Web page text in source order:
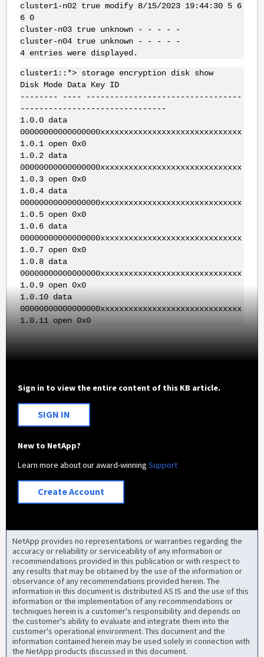
cluster1-n02 true modify 8/15/2023 19:44:30 5 6
6 0
cluster-n03 true unknown - - - - -
cluster-n04 true unknown - - - - -
4 entries were displayed.
cluster1::*> storage encryption disk show
Disk Mode Data Key ID
-------- ---- ---------------------------------
-------------------------------
1.0.0 data
00000000000000000xxxxxxxxxxxxxxxxxxxxxxxxxxxxxx
1.0.1 open 0x0
1.0.2 data
00000000000000000xxxxxxxxxxxxxxxxxxxxxxxxxxxxxx
1.0.3 open 0x0
1.0.4 data
00000000000000000xxxxxxxxxxxxxxxxxxxxxxxxxxxxxx
1.0.5 open 0x0
1.0.6 data
00000000000000000xxxxxxxxxxxxxxxxxxxxxxxxxxxxxx
1.0.7 open 0x0
1.0.8 data
00000000000000000xxxxxxxxxxxxxxxxxxxxxxxxxxxxxx
1.0.9 open 0x0
1.0.10 data
00000000000000000xxxxxxxxxxxxxxxxxxxxxxxxxxxxxx
1.0.11 open 0x0
Sign in to view the entire content of this KB article.
SIGN IN
New to NetApp?
Learn more about our award-winningSupport
Create Account
NetApp provides no representations or warranties regarding the
accuracy or reliability or serviceability of any information or
recommendations provided in this publication or with respect to
any results that may be obtained by the use of the information or
observance of any recommendations provided herein. The
information in this document is distributed AS IS and the use of this
information or the implementation of any recommendations or
techniques herein is a customer's responsibility and depends on
the customer's ability to evaluate and integrate them into the
customer's operational environment. This document and the
information contained herein may be used solely in connection with
the NetApp products discussed in this document.